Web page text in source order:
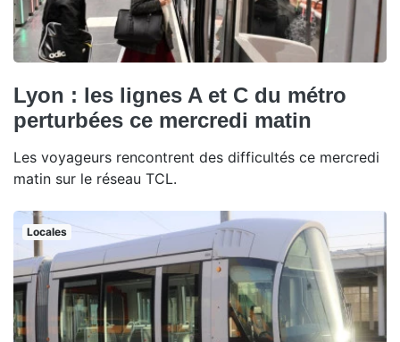
Lyon : les lignes A et C du métro
perturbées ce mercredi matin
Les voyageurs rencontrent des difficultés ce mercredi
matin sur le réseau TCL.
Locales